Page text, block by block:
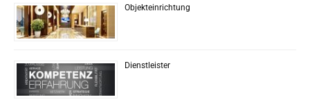
Objekteinrichtung
Dienstleister